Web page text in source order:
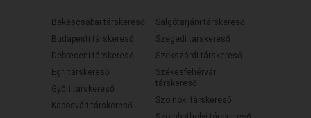
Békéscsabai társkereső
Budapesti társkereső
Debreceni társkereső
Egri társkereső
Győri társkereső
Kaposvári társkereső
Salgótarjáni társkereső
Szegedi társkereső
Szekszárdi társkereső
Székesfehérvári
társkereső
Szolnoki társkereső